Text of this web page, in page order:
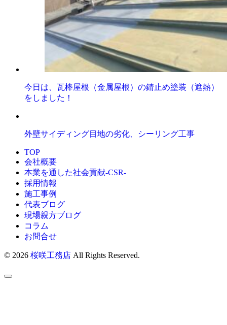
今日は、瓦棒屋根（金属屋根）の錆止め塗装（遮熱）
をしました！
外壁サイディング目地の劣化、シーリング工事
TOP
会社概要
本業を通した社会貢献-CSR-
採用情報
施工事例
代表ブログ
現場親方ブログ
コラム
お問合せ
© 2026 桜咲工務店 All Rights Reserved.